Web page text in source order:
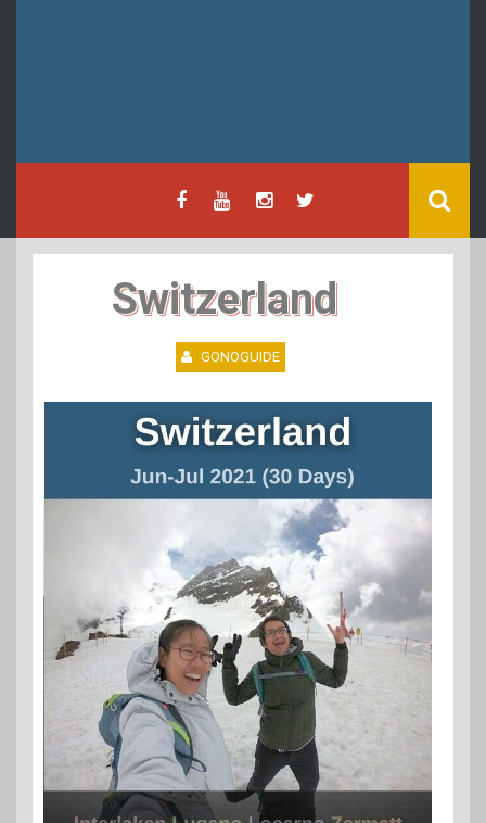
Switzerland
GONOGUIDE